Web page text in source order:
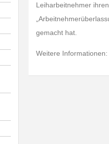
Leiharbeitnehmer
gemacht hat.
Weitere Informationen: